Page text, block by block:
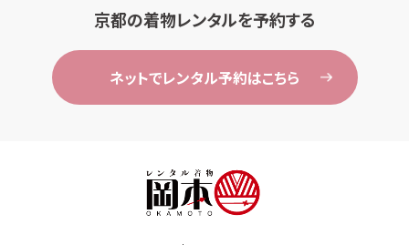
京都の着物レンタルを予約する
ネットでレンタル予約はこちら